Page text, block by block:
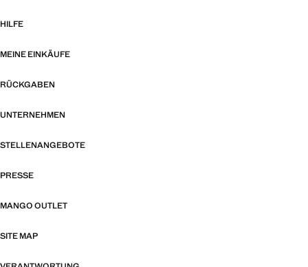
HILFE
MEINE EINKÄUFE
RÜCKGABEN
UNTERNEHMEN
STELLENANGEBOTE
PRESSE
MANGO OUTLET
SITE MAP